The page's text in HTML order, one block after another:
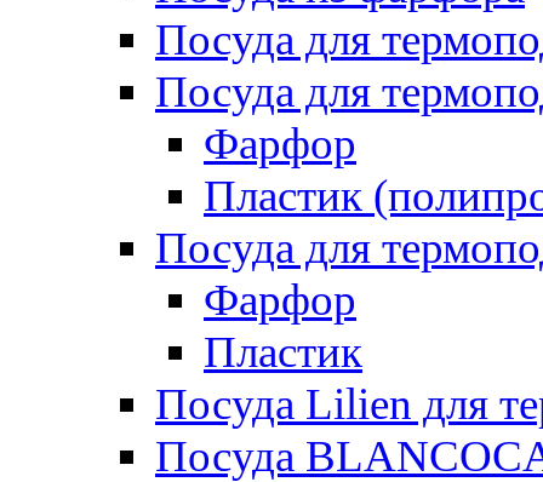
Посуда для
Посуда для
Фарфор
Пластик
Посуда для
Фарфор
Пластик
Посуда Lilien для
Посуда